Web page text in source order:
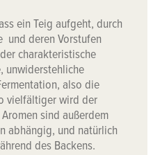
ein Teig aufgeht, durch
und deren Vorstufen
charakteristische
unwiderstehliche
also die
vielfältiger wird der
sind außerdem
abhängig, und natürlich
des Backens.